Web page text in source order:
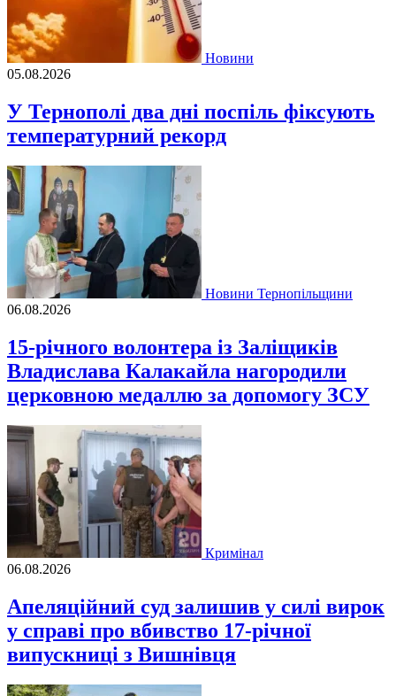
Новини
05.08.2026
У Тернополі два дні поспіль фіксують
температурний рекорд
Новини Тернопільщини
06.08.2026
15-річного волонтера із Заліщиків
Владислава Калакайла нагородили
церковною медаллю за допомогу ЗСУ
Кримінал
06.08.2026
Апеляційний суд залишив у силі вирок
у справі про вбивство 17-річної
випускниці з Вишнівця